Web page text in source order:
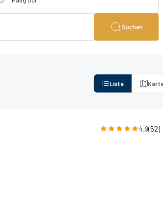
Suchen
Liste
4.9(52)